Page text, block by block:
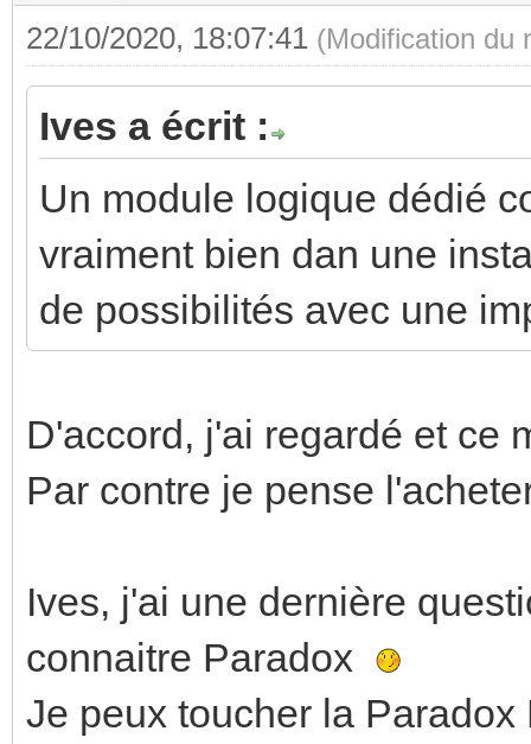
22/10/2020, 18:07:41 (Modification du
Ives a écrit :
Un module logique dédié
vraiment bien dan une
de possibilités avec une
D'accord, j'ai regardé et ce
Par contre je pense
Ives, j'ai une dernière
connaitre Paradox
Je peux toucher la